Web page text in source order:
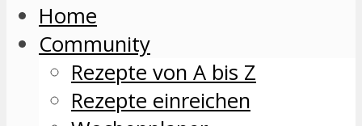
Home
Community
Rezepte von A bis Z
Rezepte einreichen